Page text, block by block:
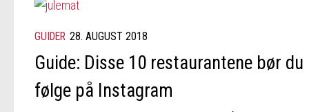
GUIDER 28. AUGUST 2018
Guide: Disse 10 restaurantene bør du
følge på Instagram